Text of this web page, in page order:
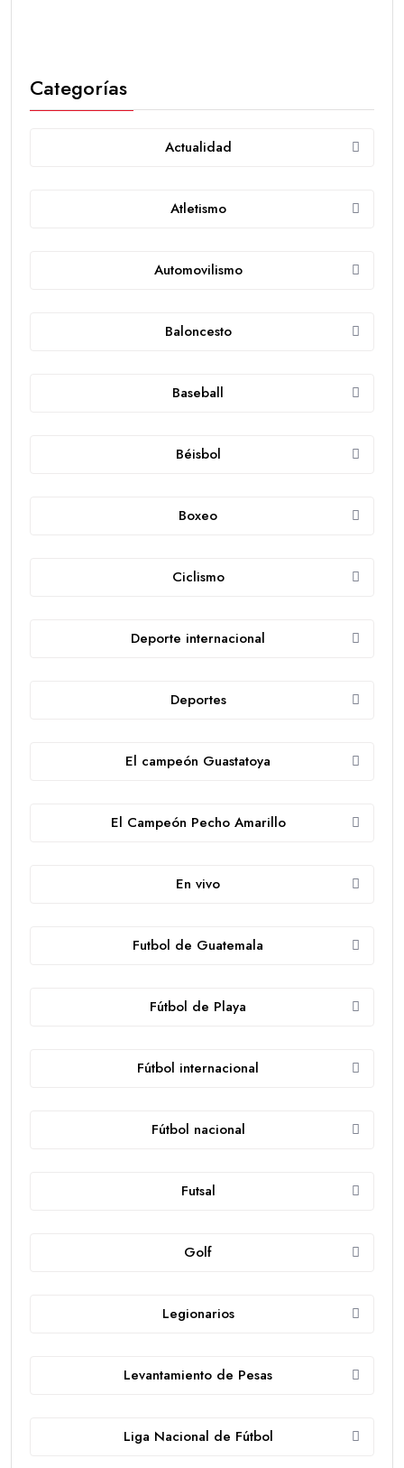
Categorías
Actualidad
Atletismo
Automovilismo
Baloncesto
Baseball
Béisbol
Boxeo
Ciclismo
Deporte internacional
Deportes
El campeón Guastatoya
El Campeón Pecho Amarillo
En vivo
Futbol de Guatemala
Fútbol de Playa
Fútbol internacional
Fútbol nacional
Futsal
Golf
Legionarios
Levantamiento de Pesas
Liga Nacional de Fútbol